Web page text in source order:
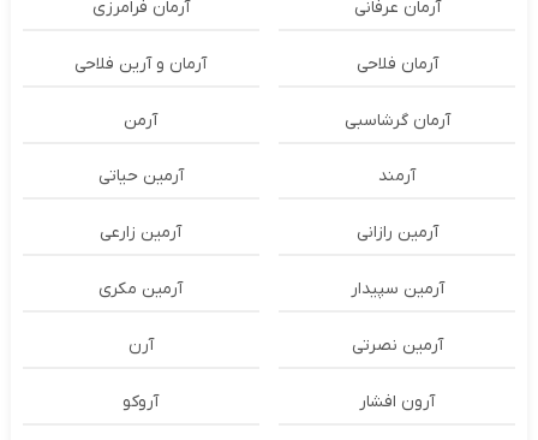
آرمان عرفانی آرمان فرامرزی
آرمان فلاحی آرمان و آرین فلاحی
آرمان گرشاسبی آرمن
آرمند آرمین حیاتی
آرمین رازانی آرمین زارعی
آرمین سپیدار آرمین مکری
آرمین نصرتی آرن
آرون افشار آروکو